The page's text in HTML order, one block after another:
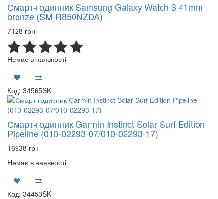
Смарт-годинник Samsung Galaxy Watch 3 41mm
bronze (SM-R850NZDA)
7128 грн
Немає в наявності
Код: 34565SK
Смарт-годинник Garmin Instinct Solar Surf Edition
Pipeline (010-02293-07/010-02293-17)
16938 грн
Немає в наявності
Код: 34453SK